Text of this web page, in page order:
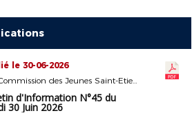
le 30-06-2026
16 - Commission des Jeunes Saint-Etienne
d'Information N°45 du
30 Juin 2026